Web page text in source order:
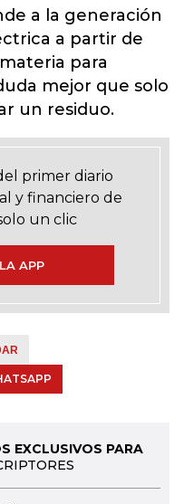
a la generación
a partir de
para
mejor que solo
un residuo.
primer diario
y financiero de
un clic
APP
EXCLUSIVOS PARA